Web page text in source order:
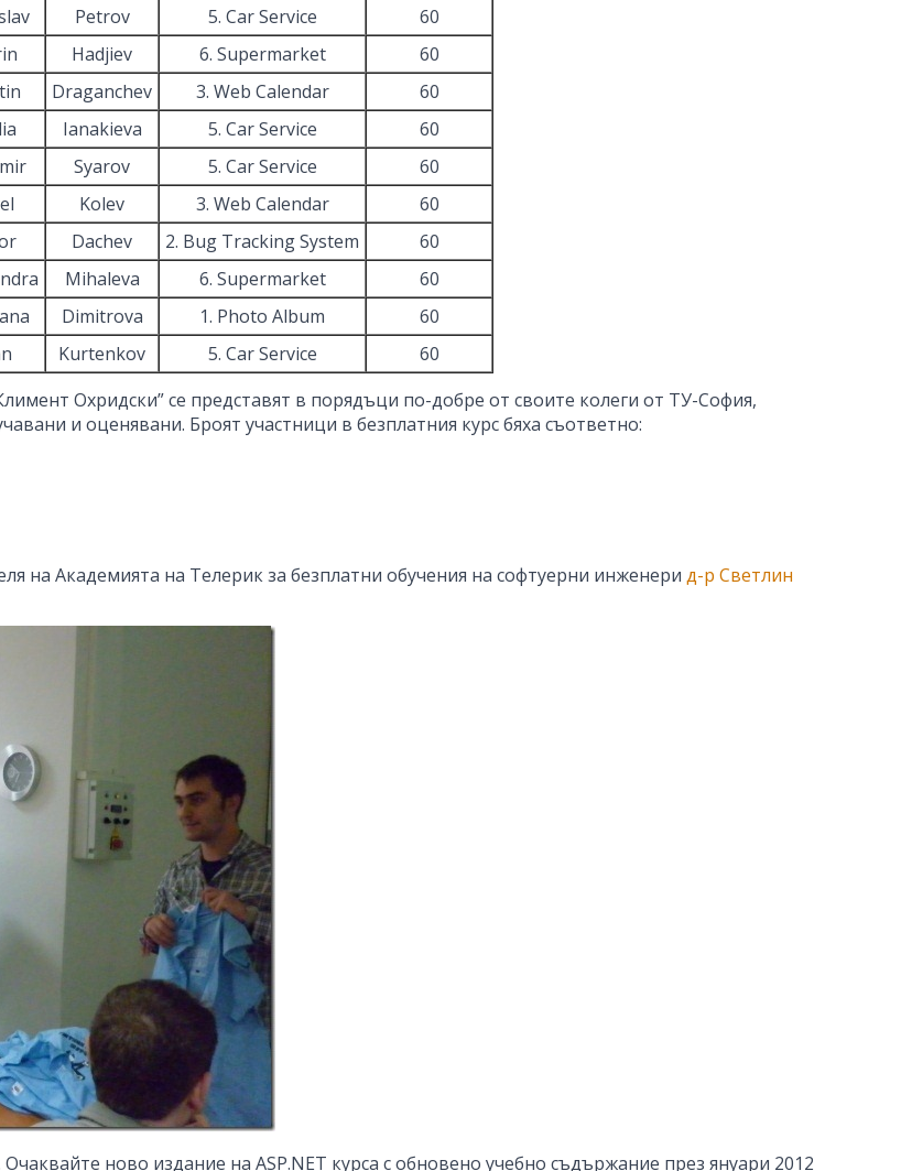
Petrov 5. Car Service
60
Hadjiev 6. Supermarket
60
Draganchev 3. Web Calendar
60
Ianakieva 5. Car Service
60
Syarov 5. Car Service
60
Kolev 3. Web Calendar
60
Dachev 2. Bug Tracking System
60
Mihaleva 6. Supermarket
60
Dimitrova 1. Photo Album
60
Kurtenkov 5. Car Service
60
Охридски” се представят в порядъци по-добре от своите колеги от ТУ-София,
и оценявани. Броят участници в безплатния курс бяха съответно:
на Академията на Телерик за безплатни обучения на софтуерни инженери д-р Светлин
ново издание на ASP.NET курса с обновено учебно съдържание през януари 2012